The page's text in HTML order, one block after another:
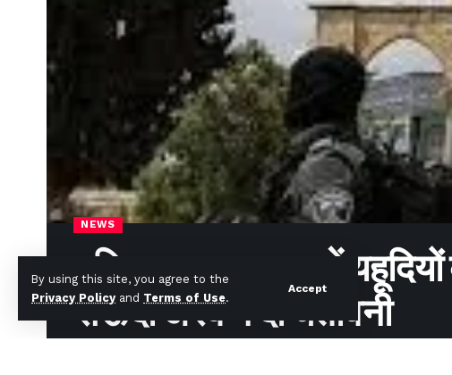
By using this site, you agree to the
Privacy Policy and Terms of Use.
Accept
NEWS
मस्जिद अल-अक्सा में
सऊदी अरब ने दी चेतावनी